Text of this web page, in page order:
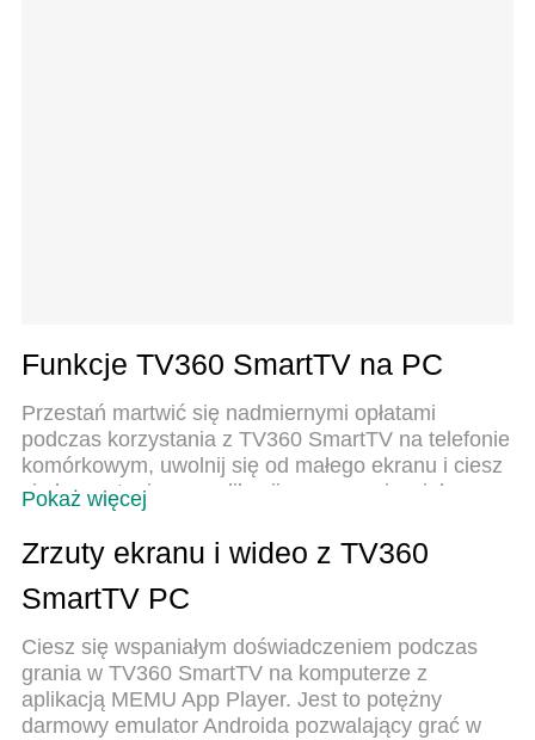
Funkcje TV360 SmartTV na PC
Przestań martwić się nadmiernymi opłatami
podczas korzystania z TV360 SmartTV na telefonie
komórkowym, uwolnij się od małego ekranu i ciesz
się korzystaniem z aplikacji na znacznie większym
wyświetlaczu. Od teraz korzystaj z aplikacji na
pełnym ekranie za pomocą klawiatury i myszy.
MEmu oferuje wszystkie zaskakujące funkcje,
których się spodziewałeś: szybką instalację i łatwą
ograniczeniami baterii, danych mobilnych i
niepokojących połączeń. Zupełnie nowy MEmu 9 to
najlepszy wybór do używania TV360 SmartTV na
twoim komputerze. Zakodowany przez naszą
Pokaż więcej
Zrzuty ekranu i wideo z TV360
SmartTV PC
Ciesz się wspaniałym doświadczeniem podczas
grania w TV360 SmartTV na komputerze z
aplikacją MEMU App Player. Jest to potężny
darmowy emulator Androida pozwalający grać w